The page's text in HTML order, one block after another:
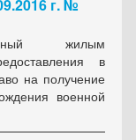
г. №
жилым
в
на получение
военной